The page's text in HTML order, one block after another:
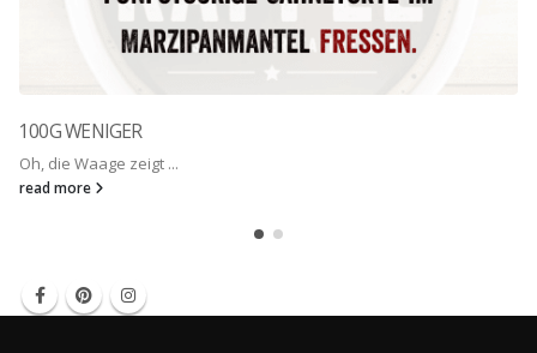
100G WENIGER
Oh, die Waage zeigt ...
read more